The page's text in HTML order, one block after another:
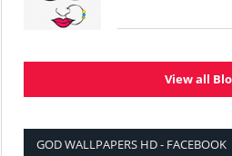
View all
GOD WALLPAPERS HD - FACEBOOK